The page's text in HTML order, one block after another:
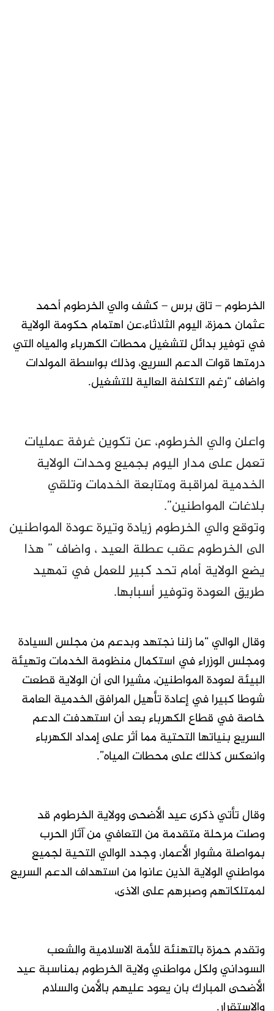
الخرطوم – تاق برس – كشف والي الخرطوم أحمد
عثمان حمزة، اليوم الثلاثاء،عن اهتمام حكومة الولاية
في توفير بدائل لتشغيل محطات الكهرباء والمياه التي
درمتها قوات الدعم السريع، وذلك بواسطة المولدات
واضاف “رغم التكلفة العالية للتشغيل.
واعلن والي الخرطوم، عن تكوين غرفة عمليات
تعمل على مدار اليوم بجميع وحدات الولاية
الخدمية لمراقبة ومتابعة الخدمات وتلقي
بلاغات المواطنين”.
وتوقع والي الخرطوم زيادة وتيرة عودة المواطنين
الى الخرطوم عقب عطلة العيد ، واضاف ” هذا
يضع الولاية أمام تحد كبير للعمل في تمهيد
طريق العودة وتوفير أسبابها.
وقال الوالي “ما زلنا نجتهد وبدعم من مجلس السيادة
ومجلس الوزراء في استكمال منظومة الخدمات وتهيئة
البيئة لعودة المواطنين، مشيرا الى أن الولاية قطعت
شوطا كبيرا في إعادة تأهيل المرافق الخدمية العامة
خاصة في قطاع الكهرباء بعد أن استهدفت الدعم
السريع بنياتها التحتية مما أثر على إمداد الكهرباء
وانعكس كذلك على محطات المياه”.
وقال تأتي ذكرى عيد الأضحى وولاية الخرطوم قد
وصلت مرحلة متقدمة من التعافي من آثار الحرب
بمواصلة مشوار الأعمار، وجدد الوالي التحية لجميع
مواطني الولاية الذين عانوا من استهداف الدعم السريع
لممتلكاتهم وصبرهم على الاذى،
وتقدم حمزة بالتهنئة للأمة الاسلامية والشعب
السوداني ولكل مواطني ولاية الخرطوم بمناسبة عيد
الأضحى المبارك بان يعود عليهم بالأمن والسلام